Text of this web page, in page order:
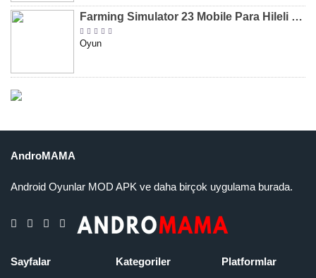
Farming Simulator 23 Mobile Para Hileli MOD APK indir [v0.0.0.8]
Oyun
AndroMAMA
Android Oyunlar MOD APK ve daha birçok uygulama burada.
Sayfalar Kategoriler Platformlar